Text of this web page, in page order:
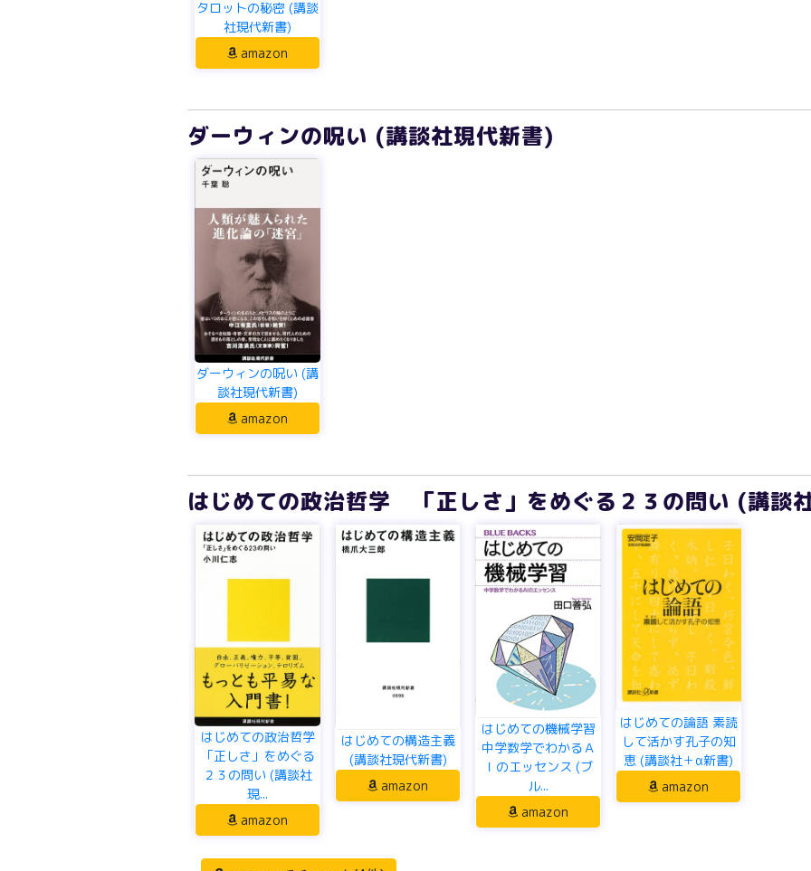
タロットの秘密 (講談
社現代新書)
amazon
ダーウィンの呪い (講談社現代新書)
ダーウィンの呪い (講
談社現代新書)
amazon
はじめての政治哲学 「正しさ」をめぐる２３の問い (講談
はじめての政治哲学
「正しさ」をめぐる
２３の問い (講談社
現...
amazon
はじめての構造主義
(講談社現代新書)
amazon
はじめての機械学習
中学数学でわかるＡ
Ｉのエッセンス (ブ
ル...
amazon
はじめての論語 素読
して活かす孔子の知
恵 (講談社＋α新書)
amazon